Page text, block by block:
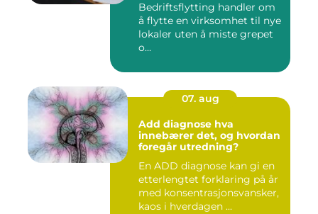
Bedriftsflytting handler om
å flytte en virksomhet til nye
lokaler uten å miste grepet
o...
07. aug
Add diagnose hva
innebærer det, og hvordan
foregår utredning?
En ADD diagnose kan gi en
etterlengtet forklaring på år
med konsentrasjonsvansker,
kaos i hverdagen ...